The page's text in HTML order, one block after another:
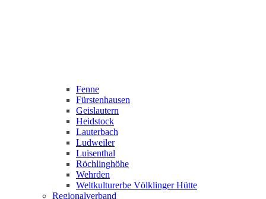
Fenne
Fürstenhausen
Geislautern
Heidstock
Lauterbach
Ludweiler
Luisenthal
Röchlinghöhe
Wehrden
Weltkulturerbe Völklinger Hütte
Regionalverband